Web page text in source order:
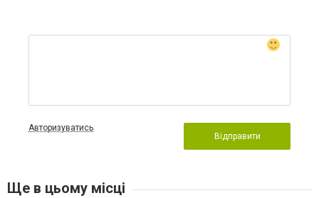
Авторизуватись
Відправити
Ще в цьому місці